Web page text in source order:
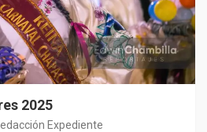
2025
Expediente